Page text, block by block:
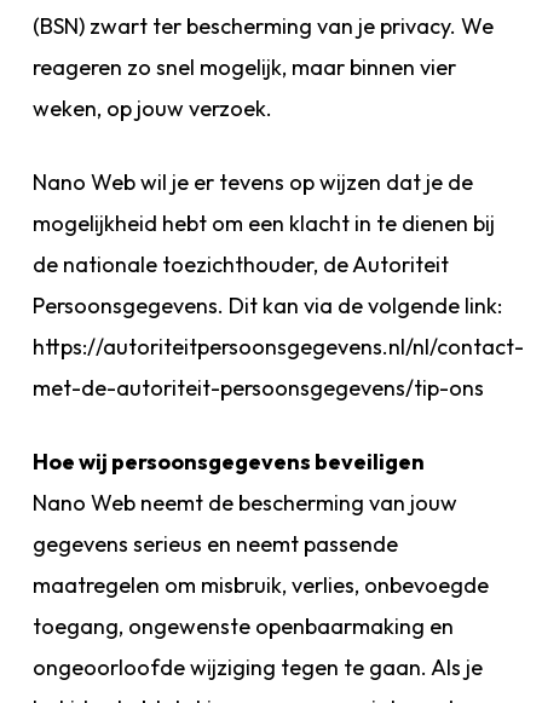
(BSN) zwart ter bescherming van je privacy. We
reageren zo snel mogelijk, maar binnen vier
weken, op jouw verzoek.
Nano Web wil je er tevens op wijzen dat je de
mogelijkheid hebt om een klacht in te dienen bij
de nationale toezichthouder, de Autoriteit
Persoonsgegevens. Dit kan via de volgende link:
https://autoriteitpersoonsgegevens.nl/nl/contact-
met-de-autoriteit-persoonsgegevens/tip-ons
Hoe wij persoonsgegevens beveiligen
Nano Web neemt de bescherming van jouw
gegevens serieus en neemt passende
maatregelen om misbruik, verlies, onbevoegde
toegang, ongewenste openbaarmaking en
ongeoorloofde wijziging tegen te gaan. Als je